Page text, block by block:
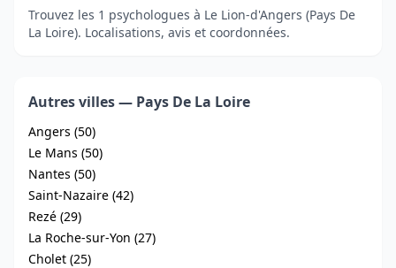
Trouvez les 1 psychologues à Le Lion-d'Angers (Pays De
La Loire). Localisations, avis et coordonnées.
Autres villes — Pays De La Loire
Angers (50)
Le Mans (50)
Nantes (50)
Saint-Nazaire (42)
Rezé (29)
La Roche-sur-Yon (27)
Cholet (25)